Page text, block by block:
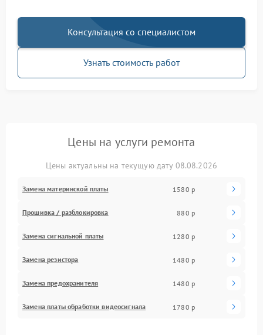
Консультация со специалистом
Узнать стоимость работ
Цены на услуги ремонта
Цены актуальны на текущую дату 08.08.2026
Замена материнской платы 1580 р
Прошивка / разблокировка 880 р
Замена сигнальной платы 1280 р
Замена резистора 1480 р
Замена предохранителя 1480 р
Замена платы обработки видеосигнала 1780 р